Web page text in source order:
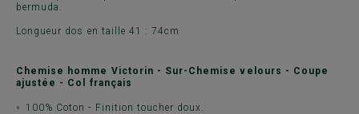
bermuda.
Longueur dos en taille 41 : 74cm
Chemise homme Victorin - Sur-Chemise velours - Coupe
ajustée - Col français
100% Coton - Finition toucher doux.